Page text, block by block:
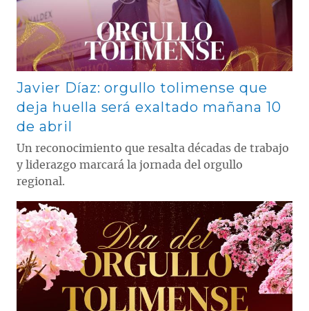
Javier Díaz: orgullo tolimense que
deja huella será exaltado mañana 10
de abril
Un reconocimiento que resalta décadas de trabajo
y liderazgo marcará la jornada del orgullo
regional.
Contenido multimedia principal